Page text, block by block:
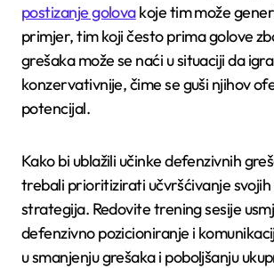
postizanje golovakoje tim može
primjer, tim koji često prima golove
grešaka može se naći u situaciji da igra
konzervativnije, čime se guši njihov
potencijal.
Kako bi ublažili učinke defenzivnih
trebali prioritizirati učvršćivanje
strategija. Redovite trening sesije
defenzivno pozicioniranje i
u smanjenju grešaka i poboljšanju